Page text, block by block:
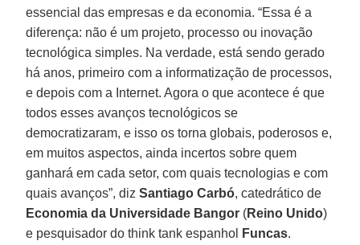
essencial das empresas e da economia. “Essa é a
diferença: não é um projeto, processo ou inovação
tecnológica simples. Na verdade, está sendo gerado
há anos, primeiro com a informatização de processos,
e depois com a Internet. Agora o que acontece é que
todos esses avanços tecnológicos se
democratizaram, e isso os torna globais, poderosos e,
em muitos aspectos, ainda incertos sobre quem
ganhará em cada setor, com quais tecnologias e com
quais avanços”, dizSantiago Carbó, catedrático de
Economia da Universidade Bangor (Reino Unido)
e pesquisador do think tank espanhol
Funcas.